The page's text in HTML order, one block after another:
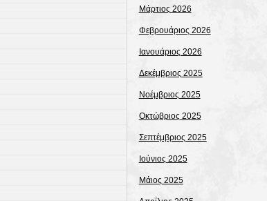
Μάρτιος 2026
Φεβρουάριος 2026
Ιανουάριος 2026
Δεκέμβριος 2025
Νοέμβριος 2025
Οκτώβριος 2025
Σεπτέμβριος 2025
Ιούνιος 2025
Μάιος 2025